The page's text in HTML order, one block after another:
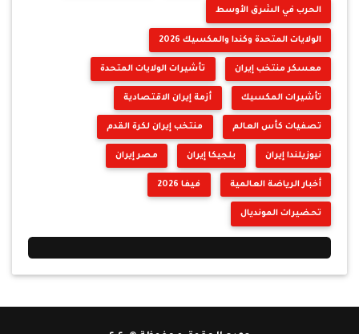
الحرب في الشرق الأوسط
الولايات المتحدة وكندا والمكسيك 2026
معسكر منتخب إيران تأشيرات الولايات المتحدة
تأشيرات المكسيك أزمة إيران الاقتصادية
تصفيات كأس العالم منتخب إيران لكرة القدم
نيوزيلندا إيران بلجيكا إيران مصر إيران
أخبار الرياضة العالمية فيفا 2026
تحضيرات المونديال